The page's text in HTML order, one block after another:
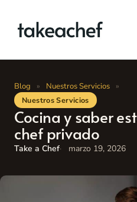
contenido
Blog » Nuestros Servicios »
Nuestros Servicios
Cocina y saber
chef privado
Take a Chef marzo 19, 2026